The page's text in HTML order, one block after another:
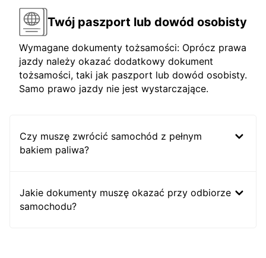
Twój paszport lub dowód osobisty
Wymagane dokumenty tożsamości: Oprócz prawa
jazdy należy okazać dodatkowy dokument
tożsamości, taki jak paszport lub dowód osobisty.
Samo prawo jazdy nie jest wystarczające.
Czy muszę zwrócić samochód z pełnym
bakiem paliwa?
Jakie dokumenty muszę okazać przy odbiorze
samochodu?